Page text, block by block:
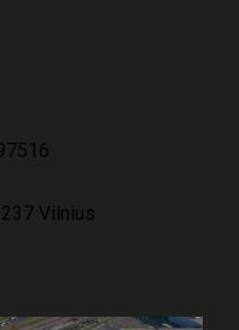
Vilnius